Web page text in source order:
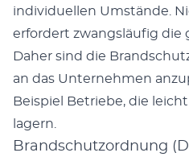
indi­vidu­ellen Umstände.
erfordert zwangsläu­fig die
Daher sind die
an das Unternehmen
Beispiel Betriebe, die
lagern.
Brandschutzordnung